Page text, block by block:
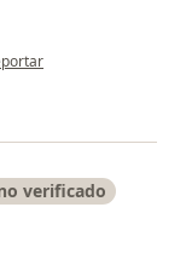
opinión del usuario
verificado